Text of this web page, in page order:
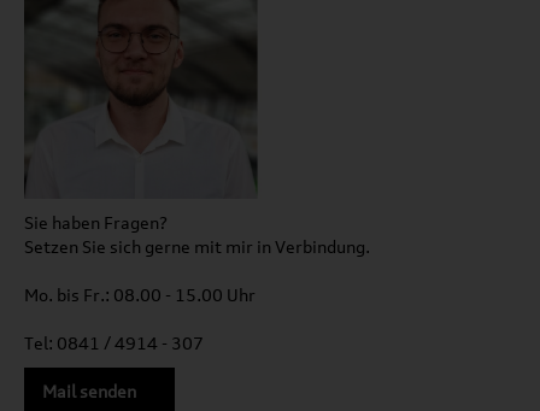
Sie haben Fragen?
Setzen Sie sich gerne mit mir in Verbindung.
Mo. bis Fr.: 08.00 - 15.00 Uhr
Tel: 0841 / 4914 - 307
Mail senden